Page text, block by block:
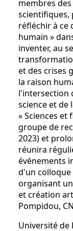
membres
scientifiques,
réfléchir à ce
humain »
inventer, au
et des crises
la raison
l'intersection
science et de
« Sciences et
groupe de
2023) et
réunira
événements
d'un
organisant
et création
Pompidou,
Université de